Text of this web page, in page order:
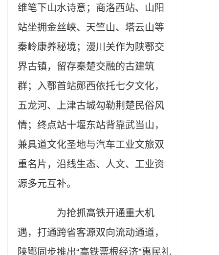
维笔下山水诗意；商洛西站、山阳
站坐拥金丝峡、天竺山、塔云山等
秦岭康养秘境；漫川关作为陕鄂交
界古镇，留存秦楚交融的古建筑
群；入鄂首站郧西依托七夕文化，
五龙河、上津古城勾勒荆楚民俗风
情；终点站十堰东站背靠武当山，
兼具道文化圣地与汽车工业文旅双
重名片，沿线生态、人文、工业资
源多元互补。
为抢抓高铁开通重大机
遇，打通跨省客源双向流动通道，
陕鄂同步推出“高铁票根经济”惠民礼